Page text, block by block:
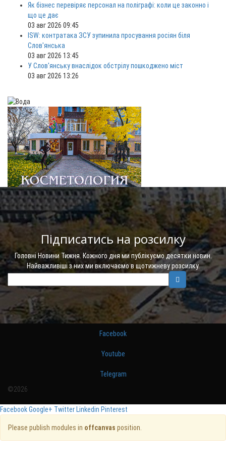
Як бізнес перевіряє персонал на поліграфі: коли це законно і
що це дає
03 авг 2026 09:45
ISW: контратака ЗСУ зупинила просування росіян біля
Слов'янська
03 авг 2026 13:45
У Слов'янську внаслідок обстрілу пошкоджено міст
03 авг 2026 13:26
Підписатись на розсилку
Головні Новини Тижня. Кожного дня ми публікуємо десятки новин.
Найважливіші з них ми включаємо в щотижневу розсилку.
Facebook
Youtube
Telegram
©2026
FacebookGoogle+ Twitter Linkedin Pinterest
Please publish modules in offcanvas position.